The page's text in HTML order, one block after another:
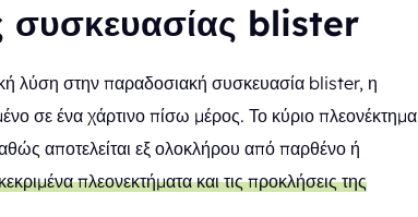
συσκευασίας blister
λύση στην παραδοσιακή συσκευασία blister, η
σε ένα χάρτινο πίσω μέρος. Το κύριο πλεονέκτημα
αποτελείται εξ ολοκλήρου από παρθένο ή
πλεονεκτήματα και τις προκλήσεις της